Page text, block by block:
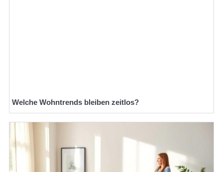
Welche Wohntrends bleiben zeitlos?